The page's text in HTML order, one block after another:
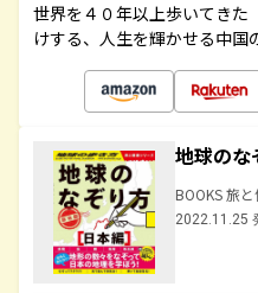
世界を４０年以上歩いてきた
けする、人生を輝かせる中国
地球の
BOOKS 旅
2022.11.25